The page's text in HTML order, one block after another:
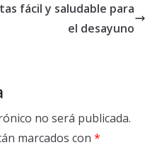
fácil y saludable para
el desayuno
no será publicada.
marcados con *